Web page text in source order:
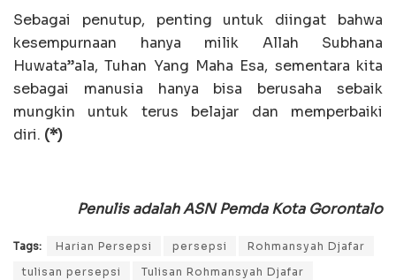
Sebagai penutup, penting untuk diingat bahwa
kesempurnaan hanya milik Allah Subhana
Huwata”ala, Tuhan Yang Maha Esa, sementara kita
sebagai manusia hanya bisa berusaha sebaik
mungkin untuk terus belajar dan memperbaiki
diri. (*)
Penulis adalah ASN Pemda Kota Gorontalo
Tags: Harian Persepsi persepsi
Rohmansyah Djafar
tulisan persepsi
Tulisan Rohmansyah Djafar